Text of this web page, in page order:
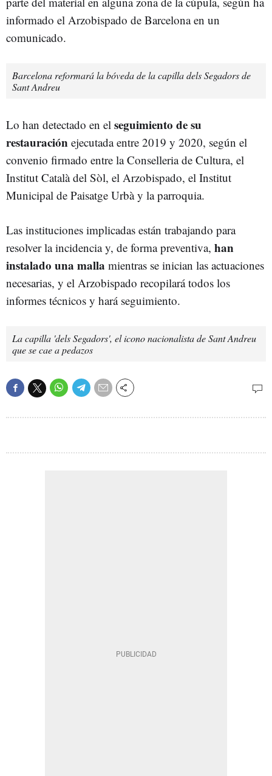
informado el Arzobispado de Barcelona en un
comunicado.
Barcelona reformará la bóveda de la capilla dels Segadors de
Sant Andreu
Lo han detectado en el seguimiento de su
restauración ejecutada entre 2019 y 2020, según el
convenio firmado entre la Conselleria de Cultura, el
Institut Català del Sòl, el Arzobispado, el Institut
Municipal de Paisatge Urbà y la parroquia.
Las instituciones implicadas están trabajando para
resolver la incidencia y, de forma preventiva, han
instalado una malla mientras se inician las actuaciones
necesarias, y el Arzobispado recopilará todos los
informes técnicos y hará seguimiento.
La capilla 'dels Segadors', el icono nacionalista de Sant Andreu
que se cae a pedazos